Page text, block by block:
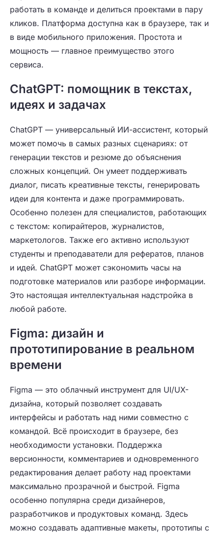
работать в команде и делиться проектами в пару
кликов. Платформа доступна как в браузере, так и
в виде мобильного приложения. Простота и
мощность — главное преимущество этого
сервиса.
ChatGPT: помощник в текстах,
идеях и задачах
ChatGPT — универсальный ИИ-ассистент, который
может помочь в самых разных сценариях: от
генерации текстов и резюме до объяснения
сложных концепций. Он умеет поддерживать
диалог, писать креативные тексты, генерировать
идеи для контента и даже программировать.
Особенно полезен для специалистов, работающих
с текстом: копирайтеров, журналистов,
маркетологов. Также его активно используют
студенты и преподаватели для рефератов, планов
и идей. ChatGPT может сэкономить часы на
подготовке материалов или разборе информации.
Это настоящая интеллектуальная надстройка в
любой работе.
Figma: дизайн и
прототипирование в реальном
времени
Figma — это облачный инструмент для UI/UX-
дизайна, который позволяет создавать
интерфейсы и работать над ними совместно с
командой. Всё происходит в браузере, без
необходимости установки. Поддержка
версионности, комментариев и одновременного
редактирования делает работу над проектами
максимально прозрачной и быстрой. Figma
особенно популярна среди дизайнеров,
разработчиков и продуктовых команд. Здесь
можно создавать адаптивные макеты, прототипы с